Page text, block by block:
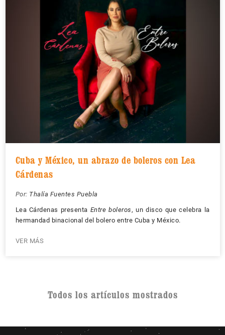
Cuba y México, un abrazo de boleros con Lea
Cárdenas
Por: Thalía Fuentes Puebla
Lea Cárdenas presenta Entre boleros , un disco que celebra la
hermandad binacional del bolero entre Cuba y México.
VER MÁS
Todos los artículos mostrados